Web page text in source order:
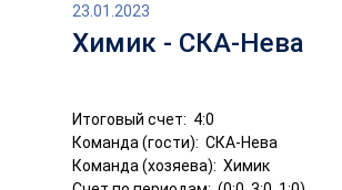
23.01.2023
Химик - СКА-Нева
Итоговый счет: 4:0
Команда (гости): СКА-Нева
Команда (хозяева): Химик